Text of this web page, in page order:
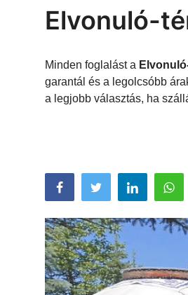
Horvátország
Szállások Hajdúszoboszlón
Elvonuló-
Minden foglalást a
garantál és a legolcsóbb
a legjobb választás, ha